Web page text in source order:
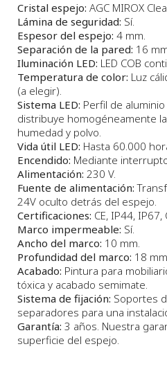
Cristal espejo: AGC MIROX
Lámina de seguridad: Sí.
Espesor del espejo: 4 mm.
Separación de la pared: 16
Iluminación LED: LED COB
Temperatura de color: Luz
(a elegir).
Sistema LED: Perfil de
distribuye homogéneamente
humedad y polvo.
Vida útil LED: Hasta 60.000
Encendido: Mediante
Alimentación: 230 V.
Fuente de alimentación:
24V oculto detrás del espejo.
Certificaciones: CE, IP44, IP67,
Marco impermeable: Sí.
Ancho del marco: 10 mm.
Profundidad del marco: 18
Acabado: Pintura para
tóxica y acabado semimate.
Sistema de fijación: Soportes
separadores para una
Garantía: 3 años. Nuestra
superficie del espejo.